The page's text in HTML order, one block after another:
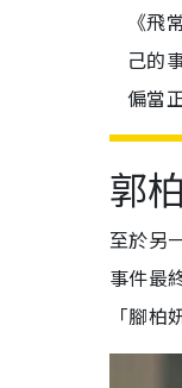
《飛
己的
偏當
郭
至於另
事件最
「腳